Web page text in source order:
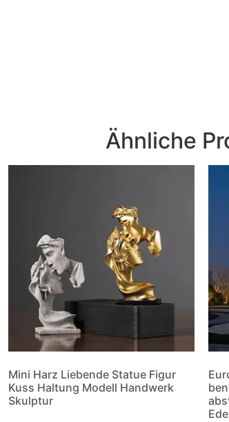
Ähnliche
Mini Harz Liebende Statue Figur
Kuss Haltung Modell Handwerk
Skulptur